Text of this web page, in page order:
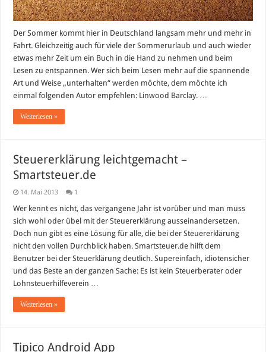
Der Sommer kommt hier in Deutschland langsam mehr und mehr in
Fahrt. Gleichzeitig auch für viele der Sommerurlaub und auch wieder
etwas mehr Zeit um ein Buch in die Hand zu nehmen und beim
Lesen zu entspannen. Wer sich beim Lesen mehr auf die spannende
Art und Weise „unterhalten“ werden möchte, dem möchte ich
einmal folgenden Autor empfehlen: Linwood Barclay. …
Weiterlesen »
Steuererklärung leichtgemacht –
Smartsteuer.de
14. Mai 2013 1
Wer kennt es nicht, das vergangene Jahr ist vorüber und man muss
sich wohl oder übel mit der Steuererklärung ausseinandersetzen.
Doch nun gibt es eine Lösung für alle, die bei der Steuererklärung
nicht den vollen Durchblick haben. Smartsteuer.de hilft dem
Benutzer bei der Steuerklärung deutlich. Supereinfach, idiotensicher
und das Beste an der ganzen Sache: Es ist kein Steuerberater oder
Lohnsteuerhilfeverein …
Weiterlesen »
Tipico Android App